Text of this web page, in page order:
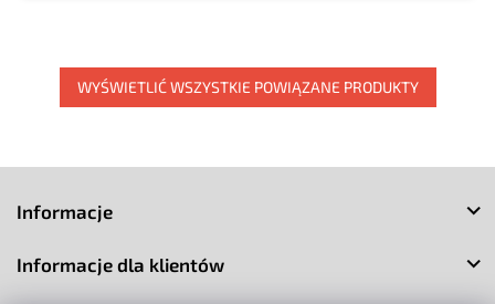
WYŚWIETLIĆ WSZYSTKIE POWIĄZANE PRODUKTY
Informacje
Informacje dla klientów